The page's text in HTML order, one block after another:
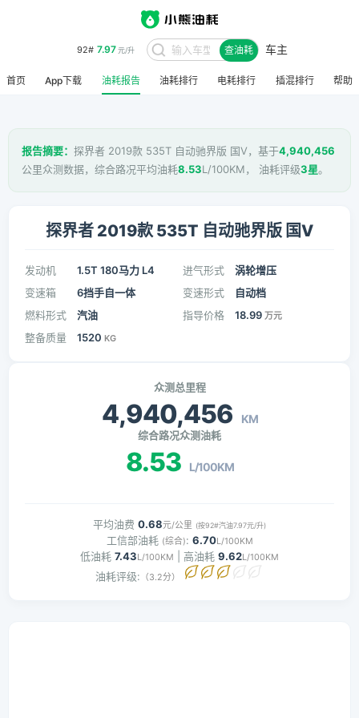
95# 8.48 元/升 查油耗 车主
首页 App下载 油耗报告 油耗排行 电耗排行 插混排行 帮助
报告摘要： 探界者 2019款 535T 自动驰界版 国V，基于4,940,456
公里众测数据，综合路况平均油耗8.53L/100KM， 油耗评级3星。
探界者 2019款 535T 自动驰界版 国V
发动机 1.5T 180马力 L4 进气形式
涡轮增压
变速箱
6挡手自一体 变速形式
自动档
燃料形式
汽油 指导价格 18.99 万元
整备质量 1520 KG
众测总里程
4,940,456 KM
综合路况众测油耗
8.53 L/100KM
平均油费 0.68元/公里 (按92#汽油7.97元/升)
工信部油耗 (综合): 6.70L/100KM
低油耗 7.43L/100KM | 高油耗 9.62L/100KM
油耗评级: （3.2分）